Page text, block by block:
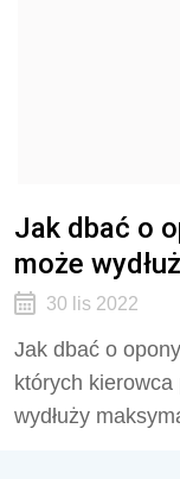
Jak dbać o
może
30 lis 2022
Jak dbać o
których
wydłuży